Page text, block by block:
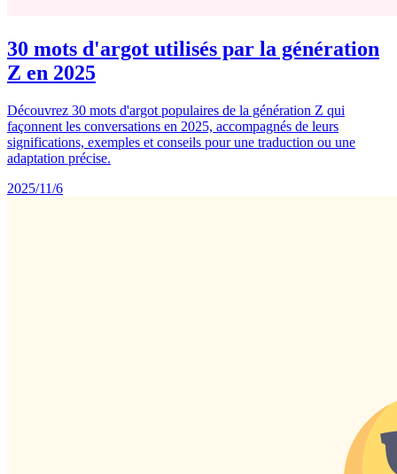
30 mots d'argot utilisés par la génération
Z en 2025
Découvrez 30 mots d'argot populaires de la génération Z qui
façonnent les conversations en 2025, accompagnés de leurs
significations, exemples et conseils pour une traduction ou une
adaptation précise.
2025/11/6